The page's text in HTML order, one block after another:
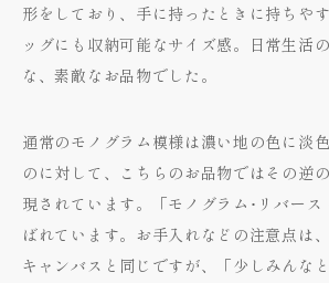
形をしており、手に持ったときに持ちや
ッグにも収納可能なサイズ感。日常生活
な、素敵なお品物でした。
通常のモノグラム模様は濃い地の色に淡
のに対して、こちらのお品物ではその逆
現されています。「モノグラム･リバー
ばれています。お手入れなどの注意点は
キャンバスと同じですが、「少しみんな